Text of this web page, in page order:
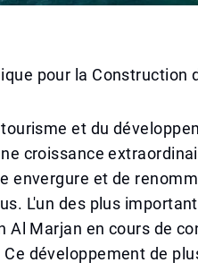
pour la Construction
et du
croissance
envergure et de
L'un des plus
Al Marjan en cours de
Ce développement de